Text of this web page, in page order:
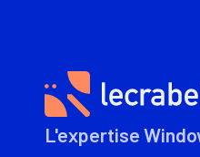
L'expertise